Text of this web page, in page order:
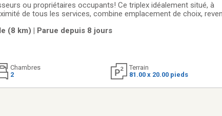
ou propriétaires occupants! Ce triplex idéalement situé, à
de tous les services, combine emplacement de choix,
(8 km) | Parue depuis 8 jours
Chambres
2
Terrain
81.00 x 20.00 pieds